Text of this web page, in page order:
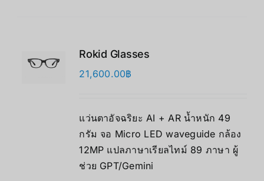
Rokid Glasses
21,600.00฿
แว่นตาอัจฉริยะ AI + AR น้ำหนัก 49
กรัม จอ Micro LED waveguide กล้อง
12MP แปลภาษาเรียลไทม์ 89 ภาษา ผู้
ช่วย GPT/Gemini